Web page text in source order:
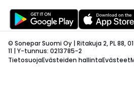
© Sonepar Suomi Oy | Ritakuja 2, PL 88,
11 | Y-tunnus: 0213785-2
TietosuojaEvästeiden hallintaEvästeet